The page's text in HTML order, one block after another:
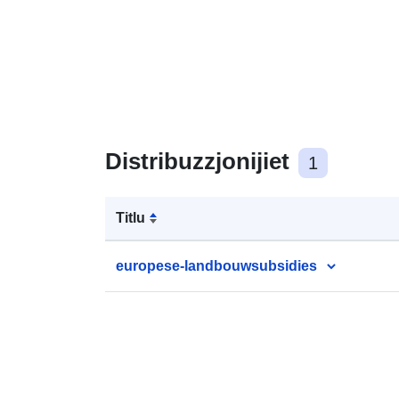
Distribuzzjonijiet 1
Titlu
europese-landbouwsubsidies